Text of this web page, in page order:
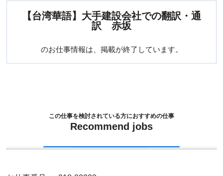
【台湾華語】大手建設会社での翻訳・通
訳 赤坂
のお仕事情報は、掲載が終了しています。
この仕事を検討されている方におすすめの仕事
Recommend jobs